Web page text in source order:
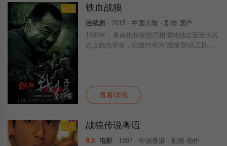
正片
全47集
铁血战狼
连续剧 · 2015 · 中国大陆 · 剧情 国产
1940年，鲁南抱犊崮抗日根据地独立营营长武
忠义临危受命，组建代号为“战狼”的武工队，
查看详情
正片 战狼传说粤语
9.0 电影 · 1997 · 中国香港 · 剧情 动作